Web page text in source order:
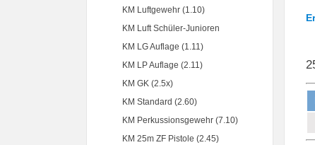
KM Luftgewehr (1.10)
KM Luft Schüler-Junioren
KM LG Auflage (1.11)
KM LP Auflage (2.11)
KM GK (2.5x)
KM Standard (2.60)
KM Perkussionsgewehr (7.10)
KM 25m ZF Pistole (2.45)